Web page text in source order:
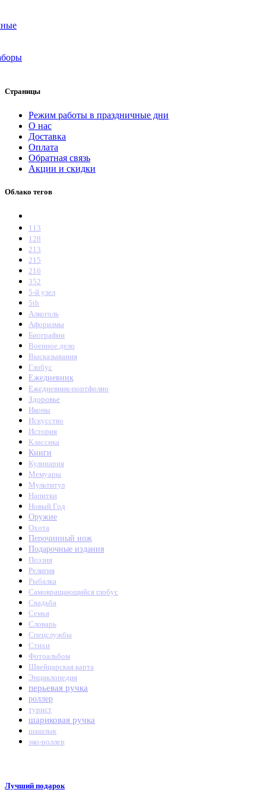
Страницы
Режим работы в праздничные дни
О нас
Доставка
Оплата
Обратная связь
Акции и скидки
Облако тегов
113
128
213
215
216
352
5-й узел
5th
Алкоголь
Афоризмы
Биографии
Военное дело
Высказывания
Глобус
Ежедневник
Ежедневник-портфолио
Здоровье
Иконы
Искусство
История
Классика
Книги
Кулинария
Мемуары
Мультитул
Напитки
Новый Год
Оружие
Охота
Перочинный нож
Подарочные издания
Поэзия
Религия
Рыбалка
Самовращающийся глобус
Свадьба
Семья
Словарь
Спецслужбы
Стихи
Фотоальбом
Швейцарская карта
Энциклопедия
перьевая ручка
роллер
турист
шариковая ручка
шашлык
эко-роллер
Лучший подарок